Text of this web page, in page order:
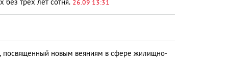
без трех лет сотня. 26.09 13:31
посвященный новым веяниям в сфере жилищно-